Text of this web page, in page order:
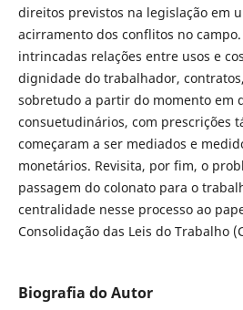
direitos previstos na legislação em
acirramento dos conflitos no
intrincadas relações entre usos e
dignidade do trabalhador,
sobretudo a partir do momento em
consuetudinários, com prescrições
começaram a ser mediados e
monetários. Revisita, por fim, o
passagem do colonato para o
centralidade nesse processo ao
Consolidação das Leis do Trabalho
Biografia do Autor